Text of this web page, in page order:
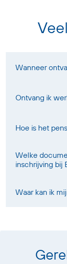
Wanneer
Ontvang ik
Hoe is het
Welke
inschrijving bij
Waar kan ik